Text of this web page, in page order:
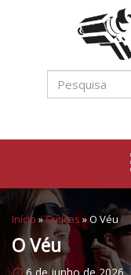
conteúdo
sétima
Início »Críticas »O Véu
O Véu